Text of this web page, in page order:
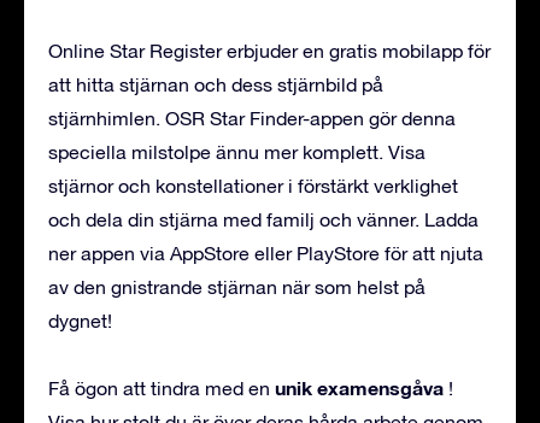
Online Star Register erbjuder en gratis mobilapp för
att hitta stjärnan och dess stjärnbild på
stjärnhimlen. OSR Star Finder-appen gör denna
speciella milstolpe ännu mer komplett. Visa
stjärnor och konstellationer i förstärkt verklighet
och dela din stjärna med familj och vänner. Ladda
ner appen via AppStore eller PlayStore för att njuta
av den gnistrande stjärnan när som helst på
dygnet!
Få ögon att tindra med en unik examensgåva !